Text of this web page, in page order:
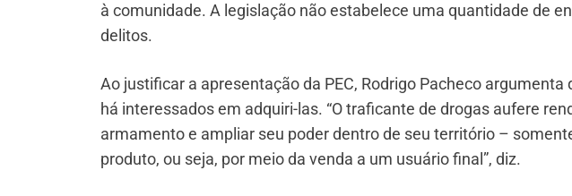
à comunidade. A legislação não estabelece uma quantidade de
delitos.
Ao justificar a apresentação da PEC, Rodrigo Pacheco
há interessados em adquiri-las. “O traficante de drogas aufere
armamento e ampliar seu poder dentro de seu território –
produto, ou seja, por meio da venda a um usuário final”, diz.